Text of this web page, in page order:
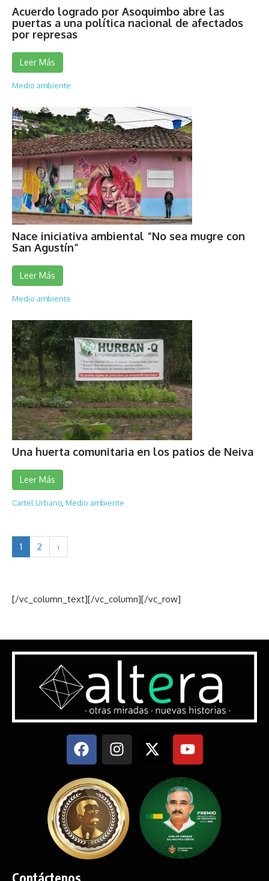
Acuerdo logrado por Asoquimbo abre las
puertas a una política nacional de afectados
por represas
Leer Más
Medio ambiente
Nace iniciativa ambiental “No sea mugre con
San Agustín”
Leer Más
Medio ambiente
Una huerta comunitaria en los patios de Neiva
Leer Más
Cartel Urbano Medio ambiente
1 2 ›
[/vc_column_text][/vc_column][/vc_row]
Contáctenos